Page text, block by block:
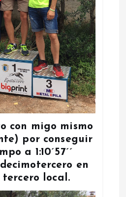
con migo mismo
por conseguir
a 1:10´57´´
en
tercero local.